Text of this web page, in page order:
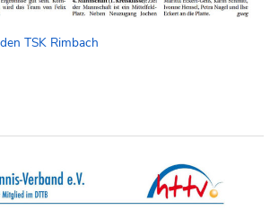
TSK Rimbach